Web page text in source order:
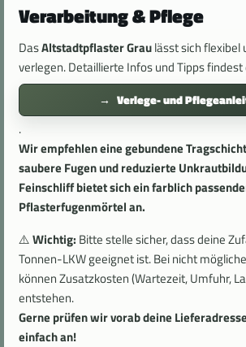
Verarbeitung & Pflege
DasAltstadtpflaster Graulässt sich
verlegen. Detaillierte Infos und Tipps
Verlege- und
.
Wir empfehlen eine gebundene
saubere Fugen und reduzierte
Feinschliff bietet sich ein farblich
Pflasterfugenmörtel an.
⚠️Wichtig: Bitte stelle sicher, dass deine
Tonnen-LKW geeignet ist. Bei nicht
können Zusatzkosten (Wartezeit, Umfuhr,
entstehen.
Gerne prüfen wir vorab deine
einfach an!